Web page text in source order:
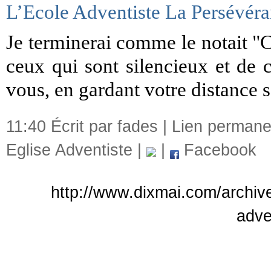
L’Ecole Adventiste La
Je terminerai comme le notait
ceux qui sont silencieux et de
vous, en gardant votre distance
11:40 Écrit par fades | Lien
Eglise Adventiste
Facebook
http://www.dixmai.com/